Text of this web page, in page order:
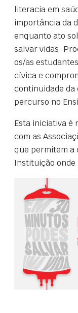
literacia em
importância da
enquanto ato
salvar vidas.
os/as
cívica e
continuidade da
percurso no
Esta iniciativa é
com as
que permitem a
Instituição onde